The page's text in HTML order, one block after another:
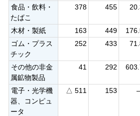
食品・飲料・
たばこ
378 455
木材・製紙 163 449
ゴム・プラス
チック
252 433
その他の非金
属鉱物製品
41 292
電子・光学機
器、コンピュ
ータ
△ 511 153